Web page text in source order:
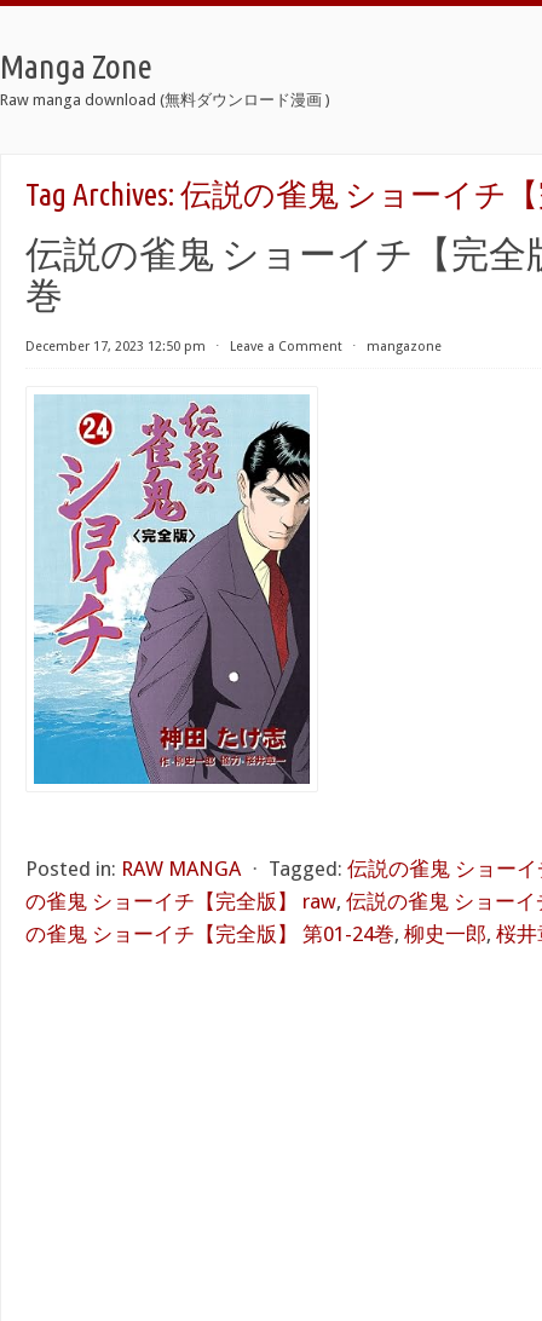
Manga Zone
Raw manga download (無料ダウンロード漫画 )
Tag Archives: 伝説の雀鬼 ショーイチ【
伝説の雀鬼 ショーイチ【完全
巻
December 17, 2023 12:50 pm ⋅ Leave a Comment ⋅ mangazone
Posted in: RAW MANGA ⋅ Tagged: 伝説の雀鬼 ショー
の雀鬼 ショーイチ【完全版】 raw, 伝説の雀鬼 ショー
の雀鬼 ショーイチ【完全版】 第01-24巻, 柳史一郎, 桜井